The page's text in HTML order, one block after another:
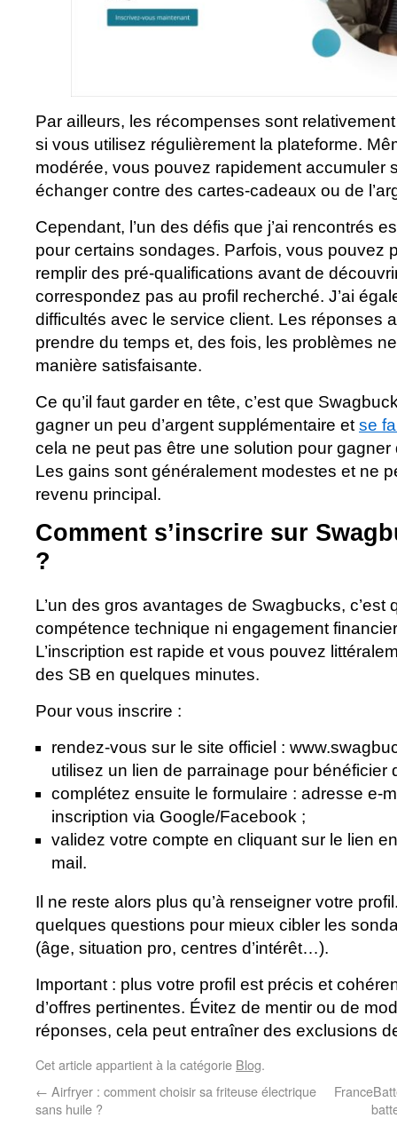
Par ailleurs, les récompenses sont
si vous utilisez régulièrement la plateforme.
modérée, vous pouvez rapidement accumuler
échanger contre des cartes-cadeaux ou de
Cependant, l’un des défis que j’ai rencontrés
pour certains sondages. Parfois, vous pouvez
remplir des pré-qualifications avant de
correspondez pas au profil recherché. J’ai
difficultés avec le service client. Les réponses
prendre du temps et, des fois, les problèmes
manière satisfaisante.
Ce qu’il faut garder en tête, c’est que
gagner un peu d’argent supplémentaire et se
cela ne peut pas être une solution pour
Les gains sont généralement modestes et ne
revenu principal.
Comment s’inscrire sur
?
L’un des gros avantages de Swagbucks, c’est
compétence technique ni engagement
L’inscription est rapide et vous pouvez
des SB en quelques minutes.
Pour vous inscrire :
rendez-vous sur le site officiel :
utilisez un lien de parrainage pour bénéficier
complétez ensuite le formulaire : adresse e-
inscription via Google/Facebook ;
validez votre compte en cliquant sur le lien
mail.
Il ne reste alors plus qu’à renseigner votre
quelques questions pour mieux cibler les
(âge, situation pro, centres d’intérêt…).
Important : plus votre profil est précis et
d’offres pertinentes. Évitez de mentir ou de
réponses, cela peut entraîner des exclusions
Cet article appartient à la catégorie Blog.
← Airfryer : comment choisir sa friteuse électrique
sans huile ?